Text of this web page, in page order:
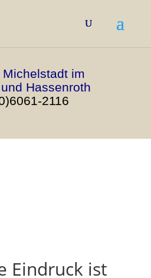
im
Hassenroth
2116
Eindruck ist